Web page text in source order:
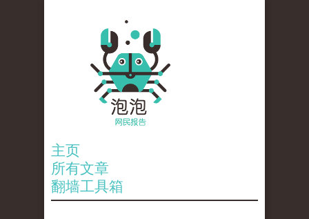
主页
所有文章
翻墙工具箱